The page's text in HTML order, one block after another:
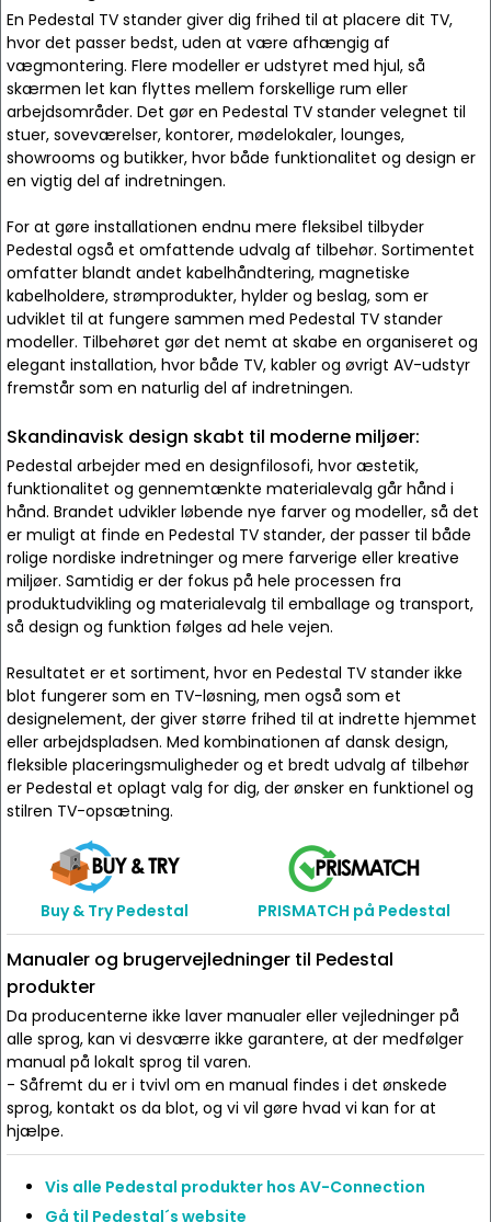
En Pedestal TV stander giver dig frihed til at placere dit TV,
hvor det passer bedst, uden at være afhængig af
vægmontering. Flere modeller er udstyret med hjul, så
skærmen let kan flyttes mellem forskellige rum eller
arbejdsområder. Det gør en Pedestal TV stander velegnet til
stuer, soveværelser, kontorer, mødelokaler, lounges,
showrooms og butikker, hvor både funktionalitet og design er
en vigtig del af indretningen.
For at gøre installationen endnu mere fleksibel tilbyder
Pedestal også et omfattende udvalg af tilbehør. Sortimentet
omfatter blandt andet kabelhåndtering, magnetiske
kabelholdere, strømprodukter, hylder og beslag, som er
udviklet til at fungere sammen med Pedestal TV stander
modeller. Tilbehøret gør det nemt at skabe en organiseret og
elegant installation, hvor både TV, kabler og øvrigt AV-udstyr
fremstår som en naturlig del af indretningen.
Skandinavisk design skabt til moderne miljøer:
Pedestal arbejder med en designfilosofi, hvor æstetik,
funktionalitet og gennemtænkte materialevalg går hånd i
hånd. Brandet udvikler løbende nye farver og modeller, så det
er muligt at finde en Pedestal TV stander, der passer til både
rolige nordiske indretninger og mere farverige eller kreative
miljøer. Samtidig er der fokus på hele processen fra
produktudvikling og materialevalg til emballage og transport,
så design og funktion følges ad hele vejen.
Resultatet er et sortiment, hvor en Pedestal TV stander ikke
blot fungerer som en TV-løsning, men også som et
designelement, der giver større frihed til at indrette hjemmet
eller arbejdspladsen. Med kombinationen af dansk design,
fleksible placeringsmuligheder og et bredt udvalg af tilbehør
er Pedestal et oplagt valg for dig, der ønsker en funktionel og
stilren TV-opsætning.
Buy & Try Pedestal PRISMATCH på Pedestal
Manualer og brugervejledninger til Pedestal
produkter
Da producenterne ikke laver manualer eller vejledninger på
alle sprog, kan vi desværre ikke garantere, at der medfølger
manual på lokalt sprog til varen.
- Såfremt du er i tvivl om en manual findes i det ønskede
sprog, kontakt os da blot, og vi vil gøre hvad vi kan for at
hjælpe.
Vis alle Pedestal produkter hos AV-Connection
Gå til Pedestal´s website